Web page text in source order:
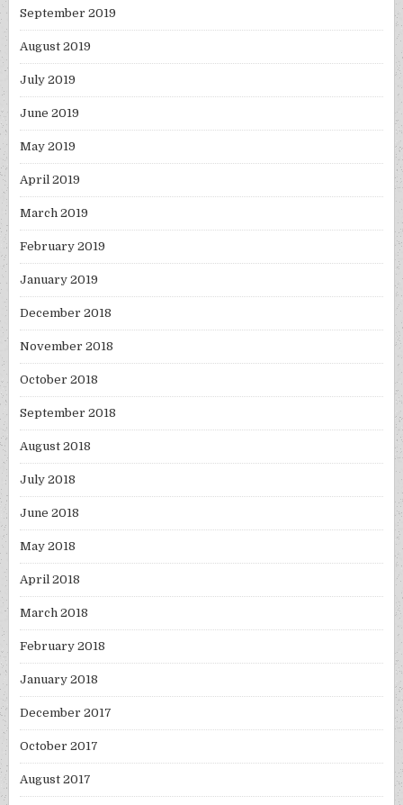
September 2019
August 2019
July 2019
June 2019
May 2019
April 2019
March 2019
February 2019
January 2019
December 2018
November 2018
October 2018
September 2018
August 2018
July 2018
June 2018
May 2018
April 2018
March 2018
February 2018
January 2018
December 2017
October 2017
August 2017